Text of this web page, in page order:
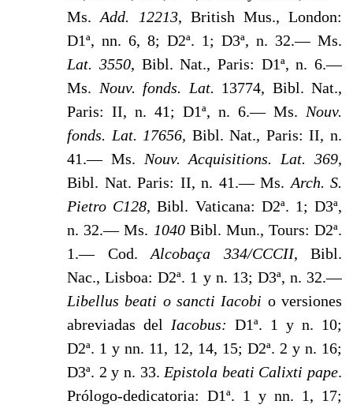
Ms.Add. 12213, British Mus., London:
D1ª, nn. 6, 8; D2ª. 1; D3ª, n. 32.— Ms.
Lat. 3550, Bibl. Nat., Paris: D1ª, n. 6.—
Ms. Nouv. fonds. Lat. 13774, Bibl. Nat.,
Paris: II, n. 41; D1ª, n. 6.— Ms. Nouv.
fonds. Lat. 17656, Bibl. Nat., Paris: II, n.
41.— Ms. Nouv. Acquisitions. Lat. 369,
Bibl. Nat. Paris: II, n. 41.— Ms. Arch. S.
Pietro C128,Bibl. Vaticana: D2ª. 1; D3ª,
n. 32.— Ms. 1040 Bibl. Mun., Tours: D2ª.
1.— Cod.Alcobaça 334/CCCII, Bibl.
Nac., Lisboa: D2ª. 1 y n. 13; D3ª, n. 32.—
Libellus beati o sancti Iacobi o versiones
abreviadas del Iacobus:D1ª. 1 y n. 10;
D2ª. 1 y nn. 11, 12, 14, 15; D2ª. 2 y n. 16;
D3ª. 2 y n. 33. Epistola beati Calixti pape.
Prólogo-dedicatoria: D1ª. 1 y nn. 1, 17;